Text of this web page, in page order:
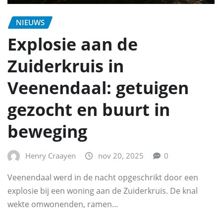
NIEUWS
Explosie aan de
Zuiderkruis in
Veenendaal: getuigen
gezocht en buurt in
beweging
Henry Craayen nov 20, 2025 0
Veenendaal werd in de nacht opgeschrikt door een
explosie bij een woning aan de Zuiderkruis. De knal
wekte omwonenden, ramen…